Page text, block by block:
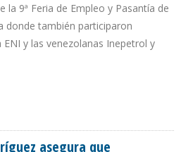
la 9ª Feria de Empleo y Pasantía de
donde también participaron
y las venezolanas Inepetrol y
asegura que